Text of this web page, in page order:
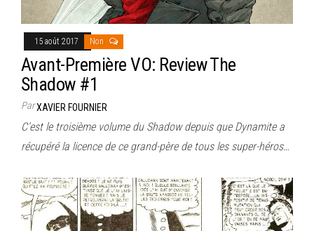
15 août 2017 Non
Avant-Première VO: Review The
Shadow #1
ParXAVIER FOURNIER
C’est le troisième volume du Shadow depuis que Dynamite a
récupéré la licence de ce grand-père de tous les super-héros…